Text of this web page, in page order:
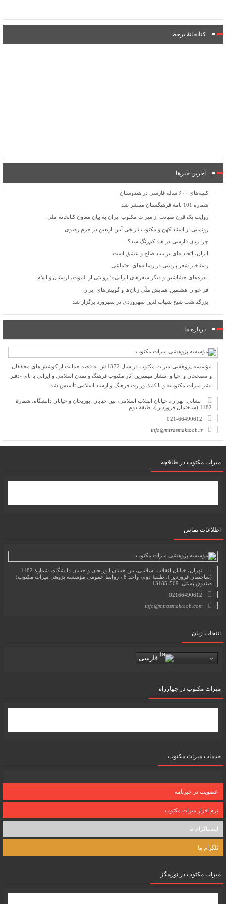
کتابخانۀ برخط
آخرین خبرها
کتیبه‌های ۶۰۰ ساله فارسی در هندوستان
شماره 101 نامۀ فرهنگستان منتشر شد
روایت یک قرن صیانت از میراث مکتوب ایران به بیان معاون کتابخانه ملی
رونمایی از اسناد کهن و مکتوب تاریخی آیین اربعین در حرم رضوی
چرا زبان فارسی در هند کم‌رنگ شد؟
ایران، اتحادیه‌ای بر بنیاد صلح و عشق است
رستاخیز شعر پارسی در رسانه‌های اجتماعی
«دره‌های حشاشین و دیگر سفرهای ایرانی»؛ روایتی از الموت، لرستان و ایلام
فراخوان هشتمین همایش ملّی زبان‌ها و گویش‌های ایران
بزرگداشت شیخ شهاب‌الدین سهروردی در سهرورد برگزار شد
درباره ما
مؤسسه پژوهشی میراث مكتوب در سال 1372 ش به قصد حمایت از كوشش‌های محققان
و مصححان و احیا و انتشار مهمترین آثار مكتوب فرهنگ و تمدن اسلامی و ایرانی با نام «دفتر
نشر میراث مكتوب» و با كمك وزارت فرهنگ و ارشاد اسلامی تأسیس شد.
نشانی: تهران، خیابان انقلاب اسلامی، بین خیابان ابوریحان و خیابان دانشگاه، شمارۀ
1182 (ساختمان فروردین)، طبقۀ دوم
021-66490612
info@mirasmaktoob.ir
میرات مکتوب در طاقچه
اطلاعات تماس
تهران، خیابان انقلاب اسلامی، بین خیابان ابوریحان و خیابان دانشگاه، شمارۀ 1182
(ساختمان فروردین)، طبقۀ دوم، واحد 8 ، روابط عمومی مؤسسه پژوهی میراث مکتوب؛
صندوق پستی: 569-13185
02166490612
info@mirasmaktoob.com
انتخاب زبان
فارسی
میرات مکتوب در چهارراه
خدمات میراث مکتوب
عضویت در خبرنامه
نرم افزار میراث مکتوب
اینستاگرام ما
تلگرام ما
میرات مکتوب در نورمگز